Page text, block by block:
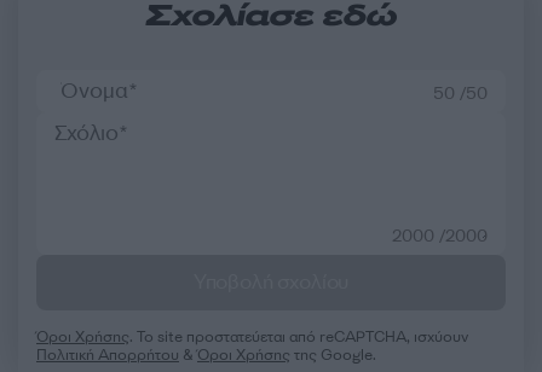
Σχολίασε εδώ
50 /50
2000 /2000
Όροι Χρήσης. Το site προστατεύεται από reCAPTCHA, ισχύουν
Πολιτική Απορρήτου &Όροι Χρήσης της Google.